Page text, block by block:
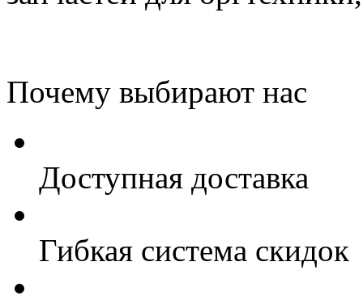
Почему выбирают нас
Доступная доставка
Гибкая система скидок